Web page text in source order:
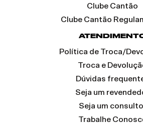
Clube Cantão
Clube Cantão
Política de Troca/
Troca e
Dúvidas
Seja um
Seja um
Trabalhe